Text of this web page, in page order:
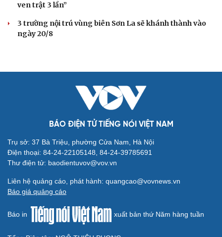
ven trật 3 lần”
3 trường nội trú vùng biên Sơn La sẽ khánh thành vào
ngày 20/8
BÁO ĐIỆN TỬ TIẾNG NÓI VIỆT NAM
Trụ sở: 37 Bà Triệu, phường Cửa Nam, Hà Nội
Điện thoại: 84-24-22105148, 84-24-39785691
Thư điện tử: baodientuvov@vov.vn
Liên hệ quảng cáo, phát hành: quangcao@vovnews.vn
Báo giá quảng cáo
Báo in xuất bản thứ Năm hàng tuần